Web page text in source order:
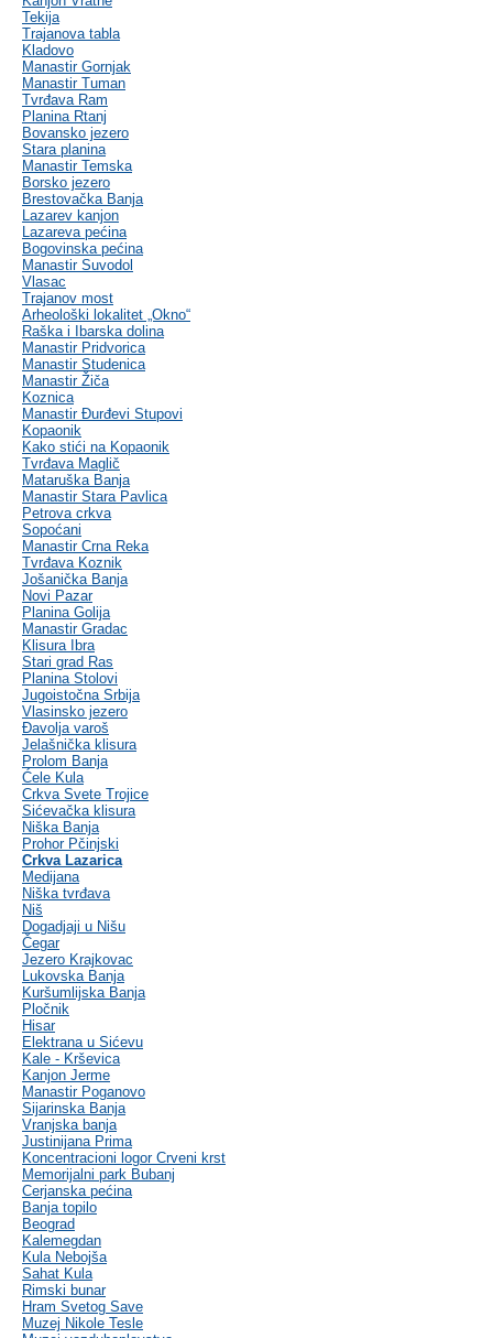
Tekija
Trajanova tabla
Kladovo
Manastir Gornjak
Manastir Tuman
Tvrđava Ram
Planina Rtanj
Bovansko jezero
Stara planina
Manastir Temska
Borsko jezero
Brestovačka Banja
Lazarev kanjon
Lazareva pećina
Bogovinska pećina
Manastir Suvodol
Vlasac
Trajanov most
Arheološki lokalitet „Okno“
Raška i Ibarska dolina
Manastir Pridvorica
Manastir Studenica
Manastir Žiča
Koznica
Manastir Đurđevi Stupovi
Kopaonik
Kako stići na Kopaonik
Tvrđava Maglič
Mataruška Banja
Manastir Stara Pavlica
Petrova crkva
Sopoćani
Manastir Crna Reka
Tvrđava Koznik
Jošanička Banja
Novi Pazar
Planina Golija
Manastir Gradac
Klisura Ibra
Stari grad Ras
Planina Stolovi
Jugoistočna Srbija
Vlasinsko jezero
Đavolja varoš
Jelašnička klisura
Prolom Banja
Ćele Kula
Crkva Svete Trojice
Sićevačka klisura
Niška Banja
Prohor Pčinjski
Crkva Lazarica
Medijana
Niška tvrđava
Niš
Dogadjaji u Nišu
Čegar
Jezero Krajkovac
Lukovska Banja
Kuršumlijska Banja
Pločnik
Hisar
Elektrana u Sićevu
Kale - Krševica
Kanjon Jerme
Manastir Poganovo
Sijarinska Banja
Vranjska banja
Justinijana Prima
Koncentracioni logor Crveni krst
Memorijalni park Bubanj
Cerjanska pećina
Banja topilo
Beograd
Kalemegdan
Kula Nebojša
Sahat Kula
Rimski bunar
Hram Svetog Save
Muzej Nikole Tesle